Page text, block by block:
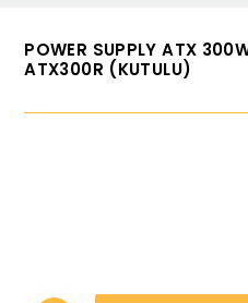
POWER SUPPLY ATX
ATX300R (KUTULU)